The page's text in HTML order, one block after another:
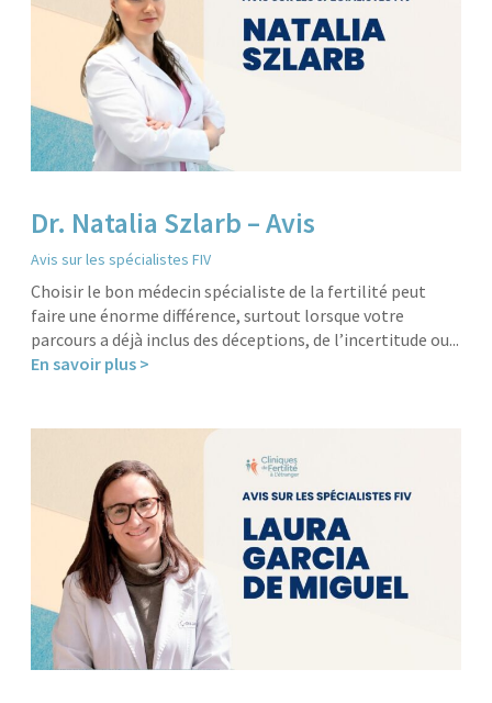
Dr. Natalia Szlarb – Avis
Avis sur les spécialistes FIV
Choisir le bon médecin spécialiste de la fertilité peut
faire une énorme différence, surtout lorsque votre
parcours a déjà inclus des déceptions, de l’incertitude ou...
En savoir plus >